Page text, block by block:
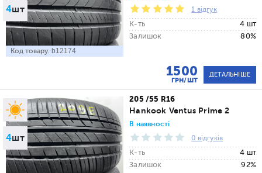
4шт
Код товару: b12174
1 відгук
К-ть
4 шт
Залишок
80%
1500
ГРН/ШТ
ДЕТАЛЬНІШЕ
4шт
205 /55 R16
Hankook Ventus Prime 2
В наявності
0 відгуків
К-ть
4 шт
Залишок
92%